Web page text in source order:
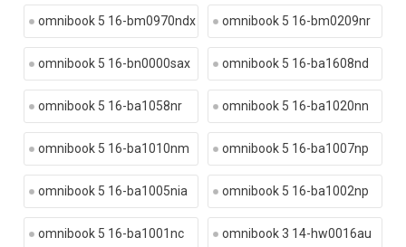
omnibook 5 16-bm0970ndx omnibook 5 16-bm0209nr
omnibook 5 16-bn0000sax omnibook 5 16-ba1608nd
omnibook 5 16-ba1058nr omnibook 5 16-ba1020nn
omnibook 5 16-ba1010nm omnibook 5 16-ba1007np
omnibook 5 16-ba1005nia omnibook 5 16-ba1002np
omnibook 5 16-ba1001nc omnibook 3 14-hw0016au